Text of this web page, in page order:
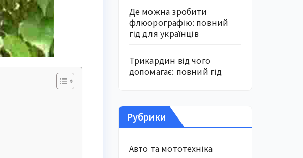
Де можна зробити
флюорографію: повний
гід для українців
Трикардин від чого
допомагає: повний гід
Рубрики
Авто та мототехніка